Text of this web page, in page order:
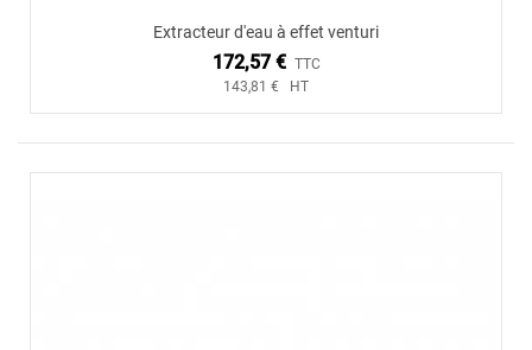
Extracteur d'eau à effet venturi
172,57 € TTC
143,81 € HT